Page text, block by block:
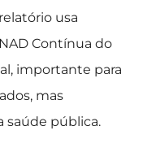
usa
Contínua do
importante para
mas
saúde pública.